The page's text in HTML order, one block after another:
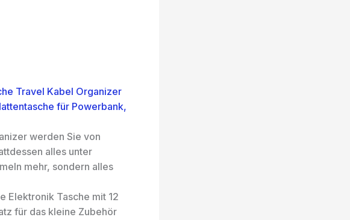
Travel Kabel Organizer
für Powerbank,
werden Sie von
alles unter
mehr, sondern alles
Elektronik Tasche mit 12
für das kleine Zubehör